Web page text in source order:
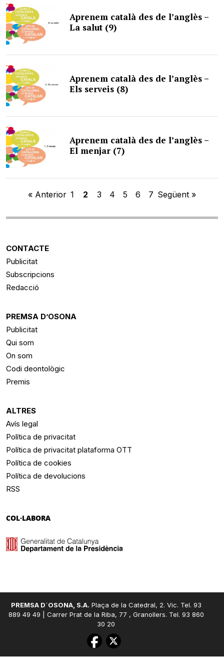
Aprenem català des de l’anglès –
La salut (9)
Aprenem català des de l’anglès –
Els serveis (8)
Aprenem català des de l’anglès –
El menjar (7)
« Anterior 1 2 3 4 5 6 7 Següent »
CONTACTE
Publicitat
Subscripcions
Redacció
PREMSA D’OSONA
Publicitat
Qui som
On som
Codi deontològic
Premis
ALTRES
Avís legal
Política de privacitat
Política de privacitat plataforma OTT
Política de cookies
Política de devolucions
RSS
COL·LABORA
PREMSA D´OSONA, S.A. Plaça de la Catedral, 2. Vic. Tel. 93
889 49 49 | Carrer Prat de la Riba, 77 , Granollers. Tel. 93 860
30 20